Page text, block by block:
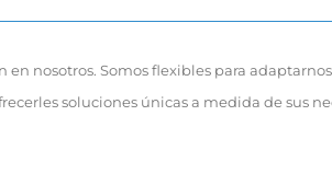
en nosotros. Somos flexibles para
soluciones únicas a medida de sus